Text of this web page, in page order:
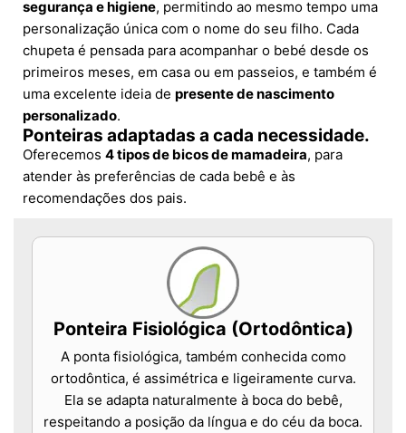
segurança e higiene, permitindo ao mesmo tempo uma
personalização única com o nome do seu filho. Cada
chupeta é pensada para acompanhar o bebé desde os
primeiros meses, em casa ou em passeios, e também é
uma excelente ideia de presente de nascimento
personalizado.
Ponteiras adaptadas a cada necessidade.
Oferecemos 4 tipos de bicos de mamadeira, para
atender às preferências de cada bebê e às
recomendações dos pais.
Ponteira Fisiológica (Ortodôntica)
A ponta fisiológica, também conhecida como
ortodôntica, é assimétrica e ligeiramente curva.
Ela se adapta naturalmente à boca do bebê,
respeitando a posição da língua e do céu da boca.